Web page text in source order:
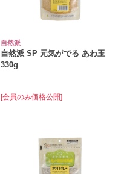
自然派
自然派 SP 元気がでる あわ玉
330g
[会員のみ価格公開]